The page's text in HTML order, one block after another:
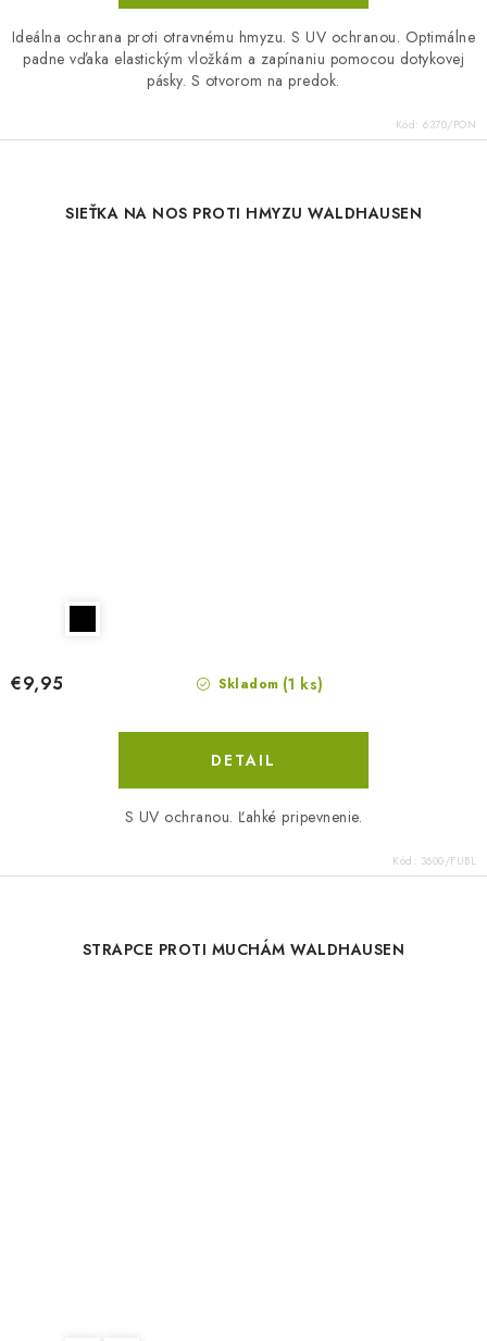
Ideálna ochrana proti otravnému hmyzu. S UV ochranou. Optimálne
padne vďaka elastickým vložkám a zapínaniu pomocou dotykovej
pásky. S otvorom na predok.
Kód: 6370/PON
SIEŤKA NA NOS PROTI HMYZU WALDHAUSEN
Skladom (1 ks)
€9,95
DETAIL
S UV ochranou. Ľahké pripevnenie.
Kód: 3600/FUBL
STRAPCE PROTI MUCHÁM WALDHAUSEN